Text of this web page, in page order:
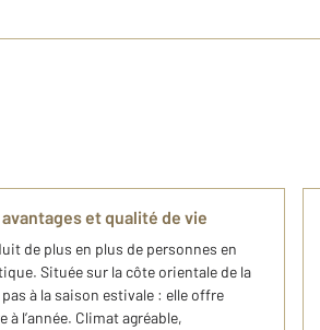
et qualité de vie
de plus en plus de personnes en
Située sur la côte orientale de la
à la saison estivale : elle offre
l’année. Climat agréable,